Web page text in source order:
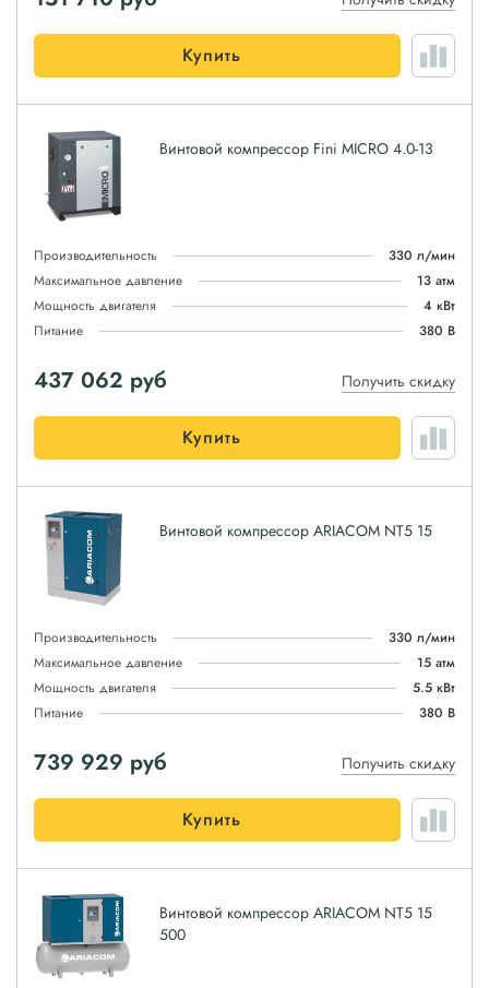
Купить
Винтовой компрессор Fini MICRO 4.0-13
Производительность
330 л/мин
Максимальное давление
13 атм
Мощность двигателя
4 кВт
Питание
380 В
437 062 руб Получить скидку
Купить
Винтовой компрессор ARIACOM NT5 15
Производительность
330 л/мин
Максимальное давление
15 атм
Мощность двигателя
5.5 кВт
Питание
380 В
739 929 руб Получить скидку
Купить
Винтовой компрессор ARIACOM NT5 15
500